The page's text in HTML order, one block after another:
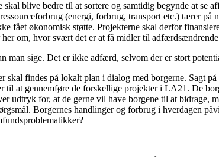
blive bedre til at sortere og samtidig begynde at se
(energi, forbrug, transport etc.) tærer på
økonomisk støtte. Projekterne skal derfor
om, hvor svært det er at få midler til
man sige. Det er ikke adfærd, selvom der er stort
findes på lokalt plan i dialog med borgerne. Sagt
at gennemføre de forskellige projekter i LA21. De
for, at de gerne vil have borgene til at bidrage,
Borgernes handlinger og forbrug i hverdagen